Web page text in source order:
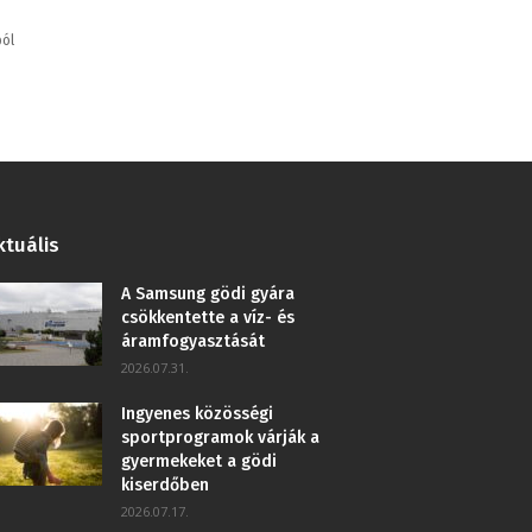
A Samsung gödi gyára
csökkentette a víz- és
áramfogyasztását
2026.07.31.
Ingyenes közösségi
sportprogramok várják a
gyermekeket a gödi
kiserdőben
2026.07.17.